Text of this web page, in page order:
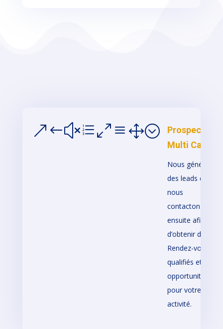
&#xe0a1;
Prospection
Multi Canal
Nous générons
des leads que
nous
contactons
ensuite afin
d’obtenir des
Rendez-vous
qualifiés et des
opportunités
pour votre
activité.